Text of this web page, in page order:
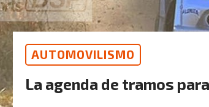
AUTOMOVILISMO
La agenda de tramos